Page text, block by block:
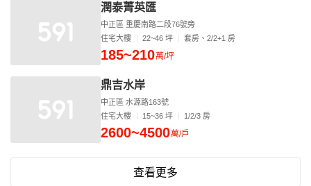
潤泰菁英匯
中正區 重慶南路二段76號旁
住宅大樓
22~46 坪 套房、2/2+1 房
185~210萬/坪
鼎吉水岸
中正區 水源路163號
住宅大樓
15~36 坪 1/2/3 房
2600~4500萬/戶
查看更多